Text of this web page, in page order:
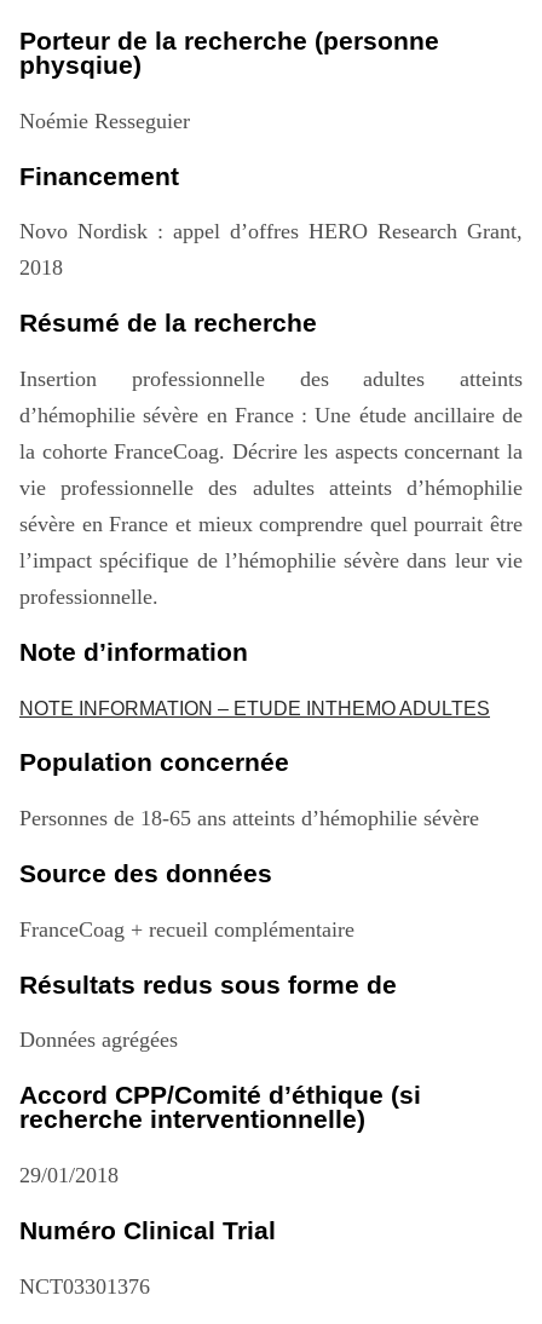
Porteur de la recherche (personne
physqiue)
Noémie Resseguier
Financement
Novo Nordisk : appel d’offres HERO Research Grant,
2018
Résumé de la recherche
Insertion professionnelle des adultes atteints
d’hémophilie sévère en France : Une étude ancillaire de
la cohorte FranceCoag. Décrire les aspects concernant la
vie professionnelle des adultes atteints d’hémophilie
sévère en France et mieux comprendre quel pourrait être
l’impact spécifique de l’hémophilie sévère dans leur vie
professionnelle.
Note d’information
NOTE INFORMATION – ETUDE INTHEMO ADULTES
Population concernée
Personnes de 18-65 ans atteints d’hémophilie sévère
Source des données
FranceCoag + recueil complémentaire
Résultats redus sous forme de
Données agrégées
Accord CPP/Comité d’éthique (si
recherche interventionnelle)
29/01/2018
Numéro Clinical Trial
NCT03301376